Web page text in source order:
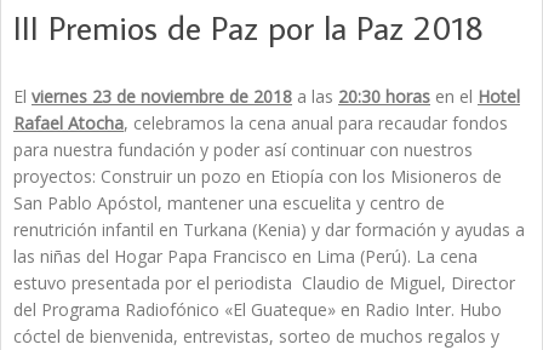
III Premios de Paz por la Paz 2018
El viernes 23 de noviembre de 2018 a las 20:30 horas en el Hotel
Rafael Atocha, celebramos la cena anual para recaudar fondos
para nuestra fundación y poder así continuar con nuestros
proyectos: Construir un pozo en Etiopía con los Misioneros de
San Pablo Apóstol, mantener una escuelita y centro de
renutrición infantil en Turkana (Kenia) y dar formación y ayudas a
las niñas del Hogar Papa Francisco en Lima (Perú). La cena
estuvo presentada por el periodista Claudio de Miguel, Director
del Programa Radiofónico «El Guateque» en Radio Inter. Hubo
cóctel de bienvenida, entrevistas, sorteo de muchos regalos y